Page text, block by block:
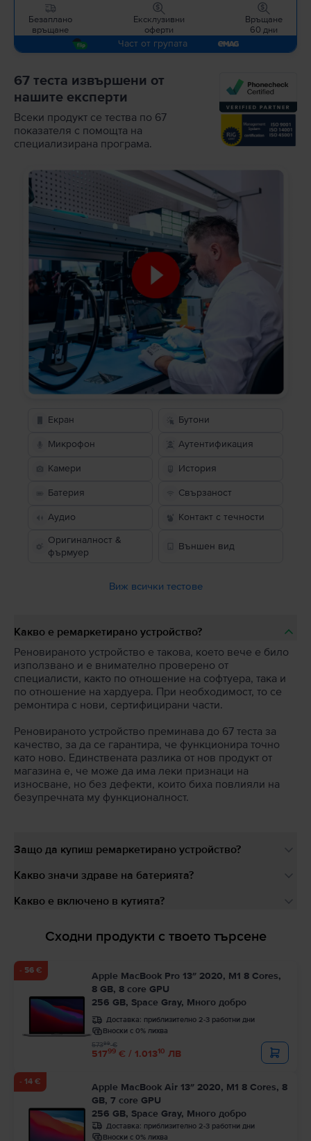
Безаплано
връщане
Ексклузивни
оферти
Връщане
60 дни
Част от групата
67 теста извършени от
нашите експерти
Всеки продукт се тества по 67
показателя с помощта на
специализирана програма.
Екран Бутони
Микрофон Аутентификация
Камери История
Батерия Свързаност
Аудио
Контакт с течности
Оригиналност &
фърмуер
Външен вид
Виж всички тестове
Какво е ремаркетирано устройство?
Реновираното устройство е такова, което вече е било
използвано и е внимателно проверено от
специалисти, както по отношение на софтуера, така и
по отношение на хардуера. При необходимост, то се
ремонтира с нови, сертифицирани части.
Реновираното устройство преминава до 67 теста за
качество, за да се гарантира, че функционира точно
като ново. Единствената разлика от нов продукт от
магазина е, че може да има леки признаци на
износване, но без дефекти, които биха повлияли на
безупречната му функционалност.
Защо да купиш ремаркетирано устройство?
Какво значи здраве на батерията?
Какво е включено в кутията?
Сходни продукти с твоето търсене
- 56 €
Apple MacBook Pro 13″ 2020, M1 8 Cores,
8 GB, 8 core GPU
256 GB, Space Gray, Много добро
Доставка: приблизително 2-3 работни дни
Вноски с 0% лихва
51799 € / 1.01310 ЛВ
57399€
- 14 €
Apple MacBook Air 13″ 2020, M1 8 Cores, 8
GB, 7 core GPU
256 GB, Space Gray, Много добро
Доставка: приблизително 2-3 работни дни
Вноски с 0% лихва